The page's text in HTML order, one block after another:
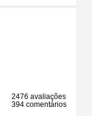
2476 avaliações
394 comentários